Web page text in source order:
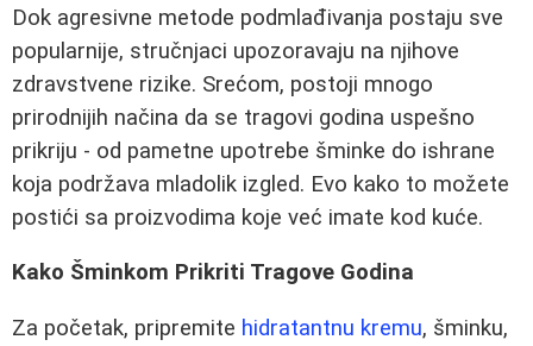
Dok agresivne metode podmlađivanja postaju sve
popularnije, stručnjaci upozoravaju na njihove
zdravstvene rizike. Srećom, postoji mnogo
prirodnijih načina da se tragovi godina uspešno
prikriju - od pametne upotrebe šminke do ishrane
koja podržava mladolik izgled. Evo kako to možete
postići sa proizvodima koje već imate kod kuće.
Kako Šminkom Prikriti Tragove Godina
Za početak, pripremite hidratantnu kremu, šminku,